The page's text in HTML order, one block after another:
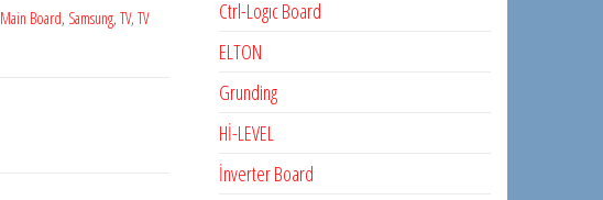
Main Board, Samsung, TV, TV
Ctrl-Logıc Board
ELTON
Grunding
Hİ-LEVEL
İnverter Board